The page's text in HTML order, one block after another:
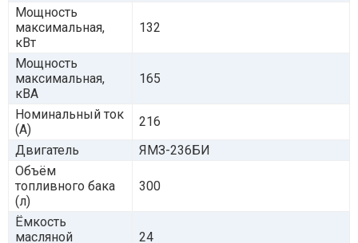
Мощность
максимальная,
кВт
132
Мощность
максимальная,
кВА
165
Номинальный ток
(А)
216
Двигатель
ЯМЗ-236БИ
Объём
топливного бака
(л)
300
Ёмкость
масляной
24